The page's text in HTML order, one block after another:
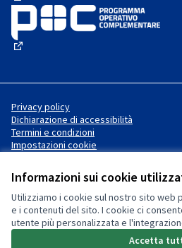
Informazioni sui cookie
Utilizziamo i cookie sul nostro sito web
e i contenuti del sito. I cookie ci
utente più personalizzata e
Accetta
(Collegamento esterno)
Privacy policy
Dichiarazione di accessibilità
Termini e condizioni
Impostazioni cookie
Licenza Creative Commons
(Collegamento esterno)
Sito web creato consoftware
libero
(Collegamento esterno)
.